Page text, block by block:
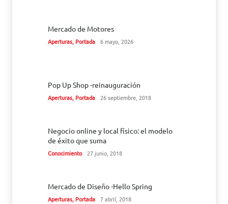
Mercado de Motores
Aperturas, Portada 6 mayo, 2026
Pop Up Shop -reinauguración
Aperturas, Portada 26 septiembre, 2018
Negocio online y local físico: el modelo
de éxito que suma
Conocimiento 27 junio, 2018
Mercado de Diseño -Hello Spring
Aperturas, Portada 7 abril, 2018